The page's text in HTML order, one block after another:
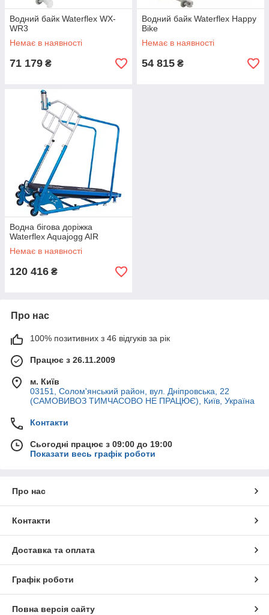
Водний байк Waterflex WX-
WR3
Немає в наявності
71 179 ₴
Водний байк Waterflex Happy
Bike
Немає в наявності
54 815 ₴
Водна бігова доріжка
Waterflex Aquajogg AIR
Немає в наявності
120 416 ₴
Про нас
100% позитивних з 46 відгуків за рік
Працює з 26.11.2009
м. Київ
03151, Солом'янський район, вул. Дніпровська, 22
(САМОВИВОЗ ТИМЧАСОВО НЕ ПРАЦЮЄ), Київ, Україна
Контакти
Сьогодні працює з 09:00 до 19:00
Показати весь графік роботи
Про нас
Контакти
Доставка та оплата
Графік роботи
Повна версія сайту